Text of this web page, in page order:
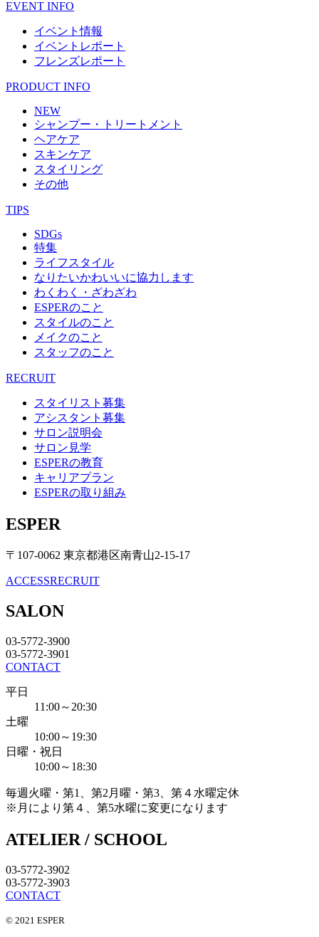
EVENT INFO
イベント情報
イベントレポート
フレンズレポート
PRODUCT INFO
NEW
シャンプー・トリートメント
ヘアケア
スキンケア
スタイリング
その他
TIPS
SDGs
特集
ライフスタイル
なりたいかわいいに協力します
わくわく・ざわざわ
ESPERのこと
スタイルのこと
メイクのこと
スタッフのこと
RECRUIT
スタイリスト募集
アシスタント募集
サロン説明会
サロン見学
ESPERの教育
キャリアプラン
ESPERの取り組み
ESPER
〒107-0062 東京都港区南青山2-15-17
ACCESSRECRUIT
SALON
03-5772-3900
03-5772-3901
CONTACT
平日
11:00～20:30
土曜
10:00～19:30
日曜・祝日
10:00～18:30
毎週火曜・第1、第2月曜・第3、第４水曜定休
※月により第４、第5水曜に変更になります
ATELIER / SCHOOL
03-5772-3902
03-5772-3903
CONTACT
© 2021 ESPER